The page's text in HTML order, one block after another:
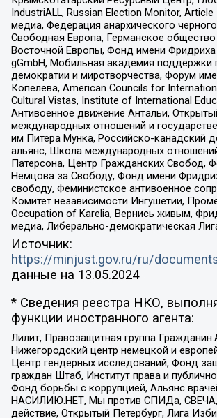
IndustriALL, Russian Election Monitor,
медиа, Федерация анархического
Свободная Европа, Германское общество
Восточной Европы, Фонд имени Фридриха
gGmbH, Мобильная академия поддержки
демократии и миротворчества, Форум
Копелева, American Councils for
Cultural Vistas, Institute of International
Антивоенное движение Антальи,
международных отношений и
им Питера Мунка, Российско-канадский
альянс, Школа международных
Патерсона, Центр Гражданских Свобод,
Немцова за Свободу, Фонд имени
свободу, Феминистское антивоенное
Комитет независимости Ингушетии,
Occupation of Karelia, Вернись живым,
медиа, Либерально-демократическая
Источник:
https://minjust.gov.ru/ru/
данные на 13.05.2024
* Сведения реестра НКО,
функции иностранного агента:
Лилит, Правозащитная группа
Нижегородский центр немецкой и
Центр гендерных исследований, Фонд
граждан Штаб, Институт права и
Фонд борьбы с коррупцией, Альянс
НАСИЛИЮ.НЕТ, Мы против СПИДа, СВЕЧА,
действие, Открытый Петербург, Лига